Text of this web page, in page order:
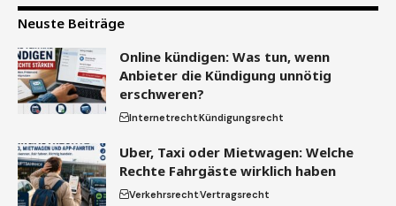
Neuste Beiträge
Online kündigen: Was tun, wenn
Anbieter die Kündigung unnötig
erschweren?
InternetrechtKündigungsrecht
Uber, Taxi oder Mietwagen: Welche
Rechte Fahrgäste wirklich haben
VerkehrsrechtVertragsrecht